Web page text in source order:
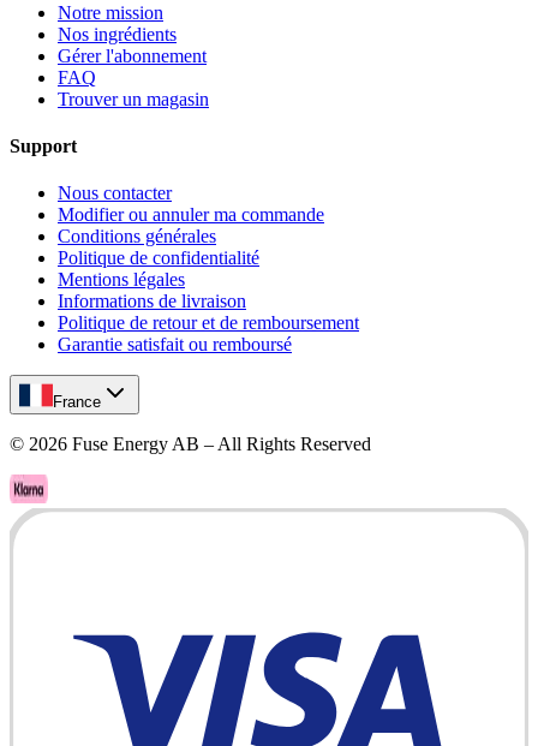
Notre mission
Nos ingrédients
Gérer l'abonnement
FAQ
Trouver un magasin
Support
Nous contacter
Modifier ou annuler ma commande
Conditions générales
Politique de confidentialité
Mentions légales
Informations de livraison
Politique de retour et de remboursement
Garantie satisfait ou remboursé
France
© 2026 Fuse Energy AB – All Rights Reserved